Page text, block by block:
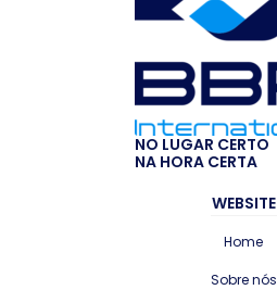
NO LUGAR CERTO
NA HORA CERTA
WEBSITE
Home
Sobre nós